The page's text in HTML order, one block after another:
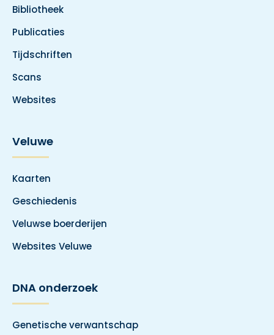
Bibliotheek
Publicaties
Tijdschriften
Scans
Websites
Veluwe
Kaarten
Geschiedenis
Veluwse boerderijen
Websites Veluwe
DNA onderzoek
Genetische verwantschap